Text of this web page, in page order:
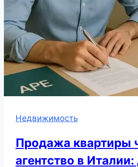
Недвижимость
Продажа квартиры
агентство в